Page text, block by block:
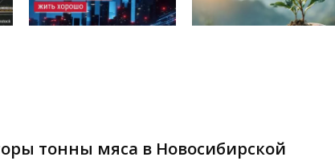
тонны мяса в Новосибирской